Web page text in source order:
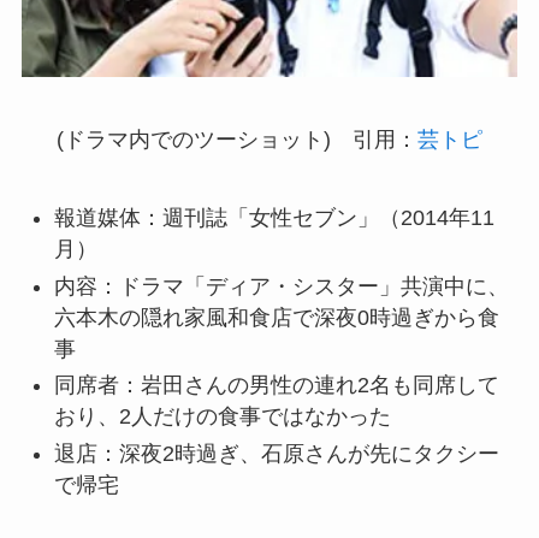
(ドラマ内でのツーショット) 引用： 芸トピ
報道媒体：週刊誌「女性セブン」（2014年11
月）
内容：ドラマ「ディア・シスター」共演中に、
六本木の隠れ家風和食店で深夜0時過ぎから食
事
同席者：岩田さんの男性の連れ2名も同席して
おり、2人だけの食事ではなかった
退店：深夜2時過ぎ、石原さんが先にタクシー
で帰宅